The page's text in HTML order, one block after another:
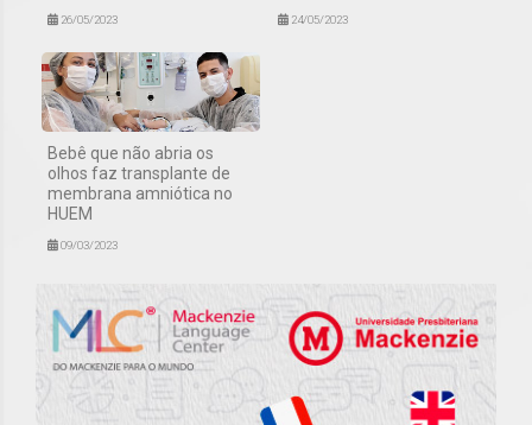
26/05/2023 24/05/2023
Bebê que não abria os
olhos faz transplante de
membrana amniótica no
HUEM
09/03/2023